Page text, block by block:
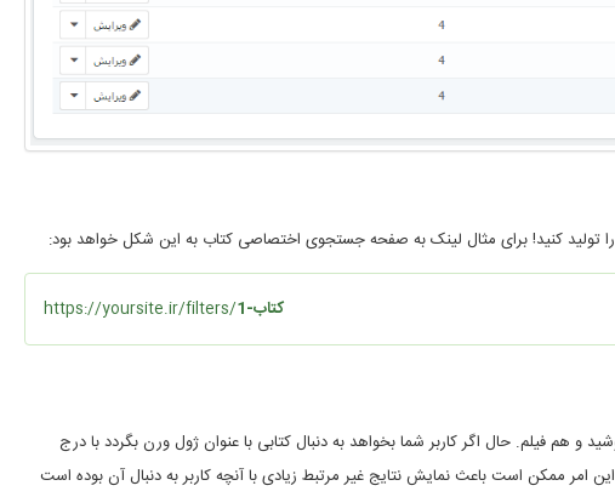
تولید کنید! برای مثال لینک به صفحه جستجوی اختصاصی کتاب به این شکل خواهد بود:
https://yoursite.ir/filters/ 1-کتاب
فیلم. حال اگر کاربر شما بخواهد به دنبال کتابی با عنوان ژول ورن بگردد با درج
ممکن است باعث نمایش نتایج غیر مرتبط زیادی با آنچه کاربر به دنبال آن بوده است